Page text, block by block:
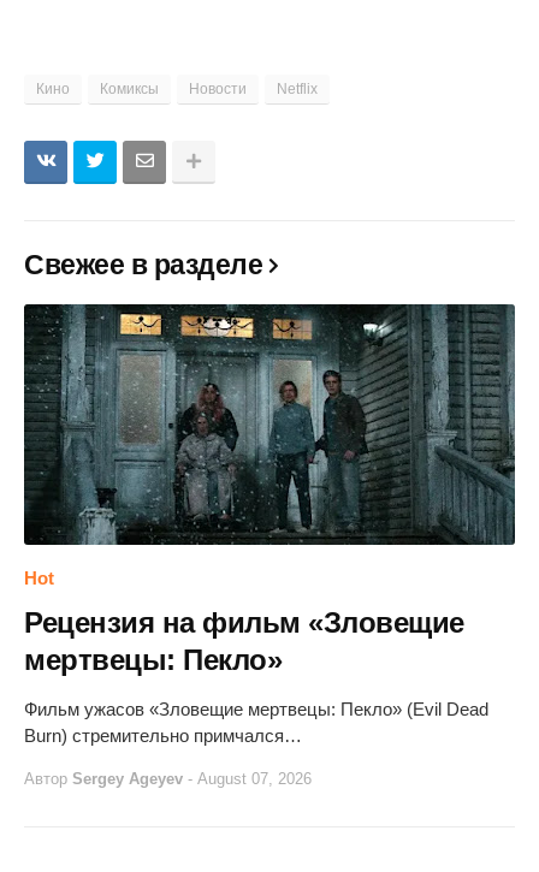
Кино Комиксы Новости Netflix
Свежее в разделе
Hot
Рецензия на фильм «Зловещие
мертвецы: Пекло»
Фильм ужасов «Зловещие мертвецы: Пекло» (Evil Dead
Burn) стремительно примчался…
Автор Sergey Ageyev - August 07, 2026